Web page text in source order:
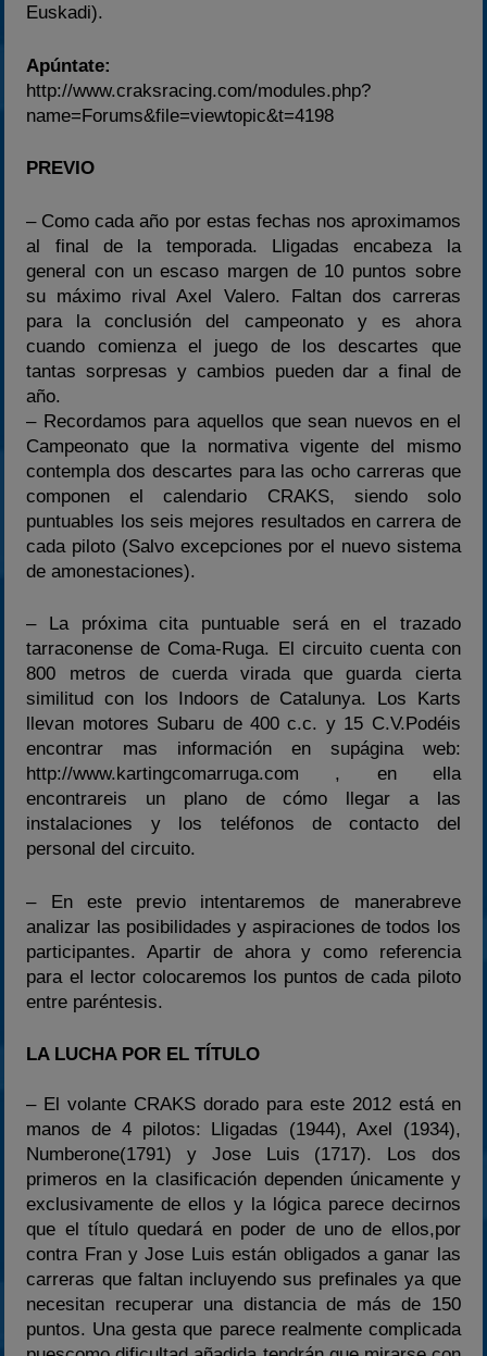
Euskadi).
Apúntate:
http://www.craksracing.com/modules.php?
name=Forums&file=viewtopic&t=4198
PREVIO
– Como cada año por estas fechas nos aproximamos
al final de la temporada. Lligadas encabeza la
general con un escaso margen de 10 puntos sobre
su máximo rival Axel Valero. Faltan dos carreras
para la conclusión del campeonato y es ahora
cuando comienza el juego de los descartes que
tantas sorpresas y cambios pueden dar a final de
año.
– Recordamos para aquellos que sean nuevos en el
Campeonato que la normativa vigente del mismo
contempla dos descartes para las ocho carreras que
componen el calendario CRAKS, siendo solo
puntuables los seis mejores resultados en carrera de
cada piloto (Salvo excepciones por el nuevo sistema
de amonestaciones).
– La próxima cita puntuable será en el trazado
tarraconense de Coma-Ruga. El circuito cuenta con
800 metros de cuerda virada que guarda cierta
similitud con los Indoors de Catalunya. Los Karts
llevan motores Subaru de 400 c.c. y 15 C.V.Podéis
encontrar mas información en supágina web:
http://www.kartingcomarruga.com , en ella
encontrareis un plano de cómo llegar a las
instalaciones y los teléfonos de contacto del
personal del circuito.
– En este previo intentaremos de manerabreve
analizar las posibilidades y aspiraciones de todos los
participantes. Apartir de ahora y como referencia
para el lector colocaremos los puntos de cada piloto
entre paréntesis.
LA LUCHA POR EL TÍTULO
– El volante CRAKS dorado para este 2012 está en
manos de 4 pilotos: Lligadas (1944), Axel (1934),
Numberone(1791) y Jose Luis (1717). Los dos
primeros en la clasificación dependen únicamente y
exclusivamente de ellos y la lógica parece decirnos
que el título quedará en poder de uno de ellos,por
contra Fran y Jose Luis están obligados a ganar las
carreras que faltan incluyendo sus prefinales ya que
necesitan recuperar una distancia de más de 150
puntos. Una gesta que parece realmente complicada